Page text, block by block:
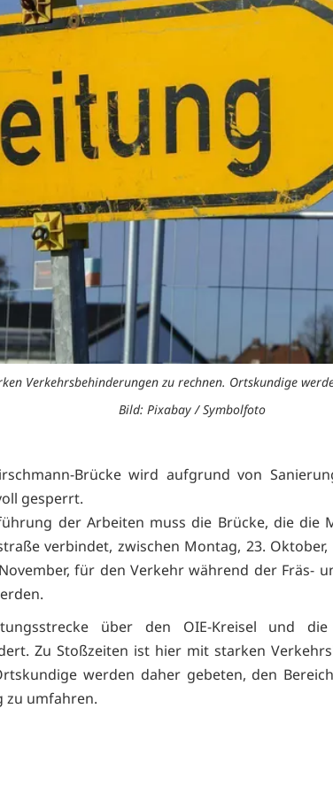
Verkehrsbehinderungen zu rechnen. Ortskundige
Bild: Pixabay / Symbolfoto
Brücke wird aufgrund von
gesperrt.
der Arbeiten muss die Brücke, die die
verbindet, zwischen Montag, 23.
für den Verkehr während der Fräs-
über den OIE-Kreisel und
Zu Stoßzeiten ist hier mit starken
werden daher gebeten, den
zu umfahren.